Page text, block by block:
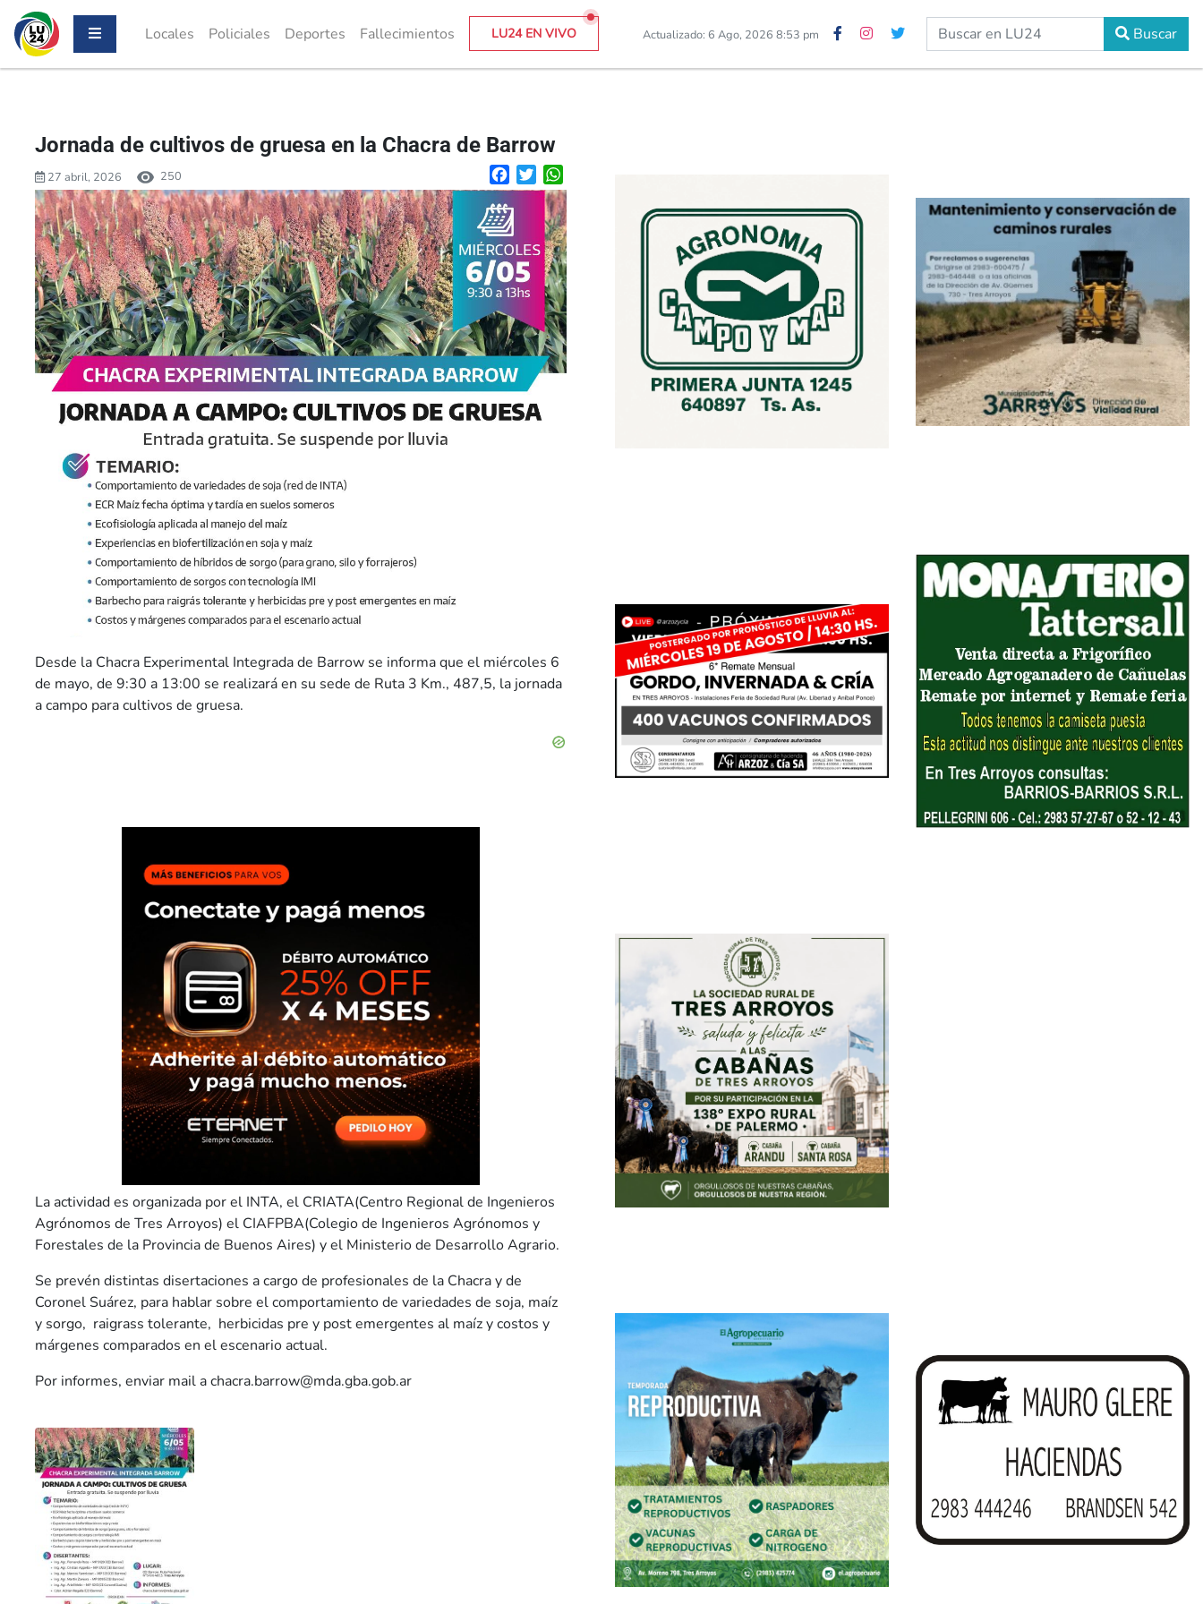
Locales Policiales Deportes Fallecimientos LU24 EN VIVO Actualizado: 6 Ago, 2026 8:53 pm Buscar
Jornada de cultivos de gruesa en la Chacra de Barrow
27 abril, 2026 250 FacebookTwitter
Desde la Chacra Experimental Integrada de Barrow se informa que el miércoles 6
de mayo, de 9:30 a 13:00 se realizará en su sede de Ruta 3 Km., 487,5, la jornada
a campo para cultivos de gruesa.
La actividad es organizada por el INTA, el CRIATA(Centro Regional de Ingenieros
Agrónomos de Tres Arroyos) el CIAFPBA(Colegio de Ingenieros Agrónomos y
Forestales de la Provincia de Buenos Aires) y el Ministerio de Desarrollo Agrario.
Se prevén distintas disertaciones a cargo de profesionales de la Chacra y de
Coronel Suárez, para hablar sobre el comportamiento de variedades de soja, maíz
y sorgo, raigrass tolerante, herbicidas pre y post emergentes al maíz y costos y
márgenes comparados en el escenario actual.
Por informes, enviar mail achacra.barrow@mda.gba.gob.ar